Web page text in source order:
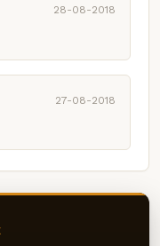
28-08-2018
27-08-2018